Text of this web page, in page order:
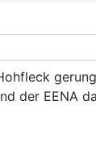
der EENA